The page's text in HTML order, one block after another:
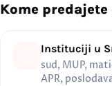
Kome predajete
Instituciji u
sud, MUP,
APR,